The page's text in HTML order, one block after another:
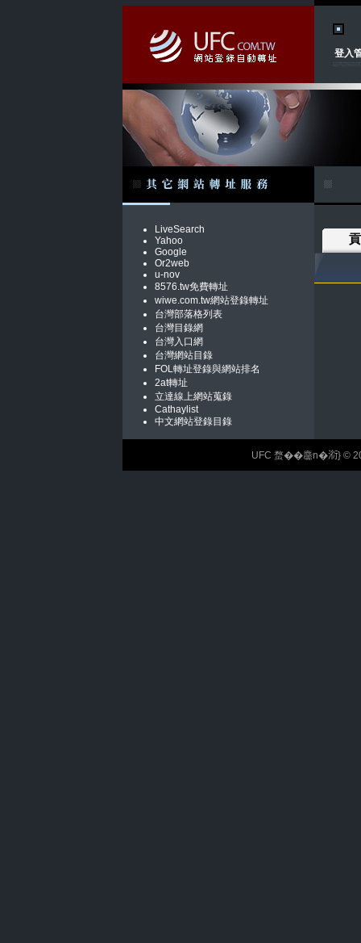
登入
LiveSearch
Yahoo
Google
Or2web
u-nov
8576.tw免費轉址
wiwe.com.tw網站登錄轉址
台灣部落格列表
台灣目錄網
台灣入口網
台灣網站目錄
FOL轉址登錄與網站排名
2at轉址
立達線上網站蒐錄
Cathaylist
中文網站登錄目錄
UFC 蝥��麢n�𣶹} ©